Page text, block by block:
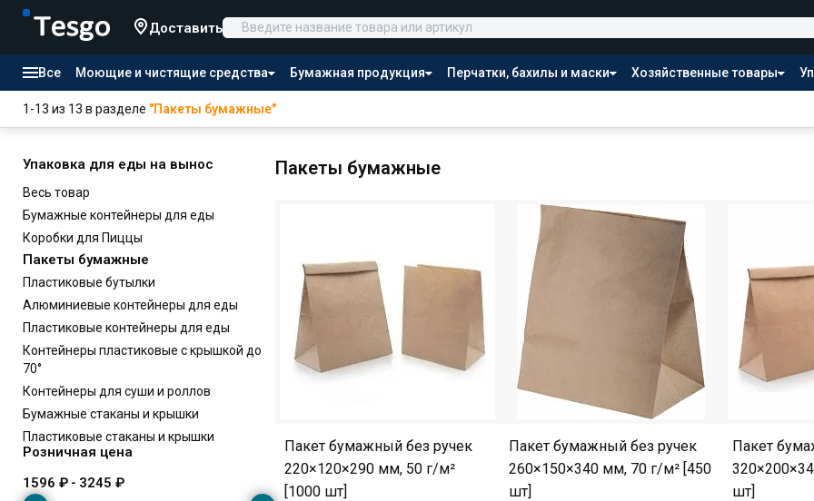
Доставить
Все Моющие и чистящие средства Бумажная продукция Перчатки, бахилы и маски Хозяйственные товары
Товары для отелей Канцтовары Продукты питания
1-13 из 13 в разделе "Пакеты бумажные"
Упаковка для еды на вынос
Весь товар
Бумажные контейнеры для еды
Коробки для Пиццы
Пакеты бумажные
Пластиковые бутылки
Алюминиевые контейнеры для еды
Пластиковые контейнеры для еды
Контейнеры пластиковые с крышкой до
70°
Контейнеры для суши и роллов
Бумажные стаканы и крышки
Пластиковые стаканы и крышки
Розничная цена
1596 ₽ - 3245 ₽
Пакеты бумажные
Пакет бумажный без ручек
220×120×290 мм, 50 г/м²
[1000 шт]
Пакет бумажный без ручек
260×150×340 мм, 70 г/м² [450
шт]
Пакет
шт]